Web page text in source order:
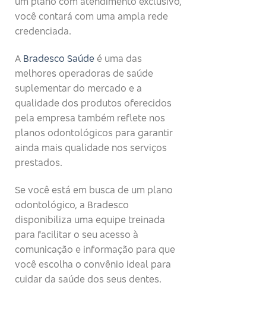
você contará com uma ampla rede
credenciada.
A Bradesco Saúde é uma das
melhores operadoras de saúde
suplementar do mercado e a
qualidade dos produtos oferecidos
pela empresa também reflete nos
planos odontológicos para garantir
ainda mais qualidade nos serviços
prestados.
Se você está em busca de um plano
odontológico, a Bradesco
disponibiliza uma equipe treinada
para facilitar o seu acesso à
comunicação e informação para que
você escolha o convênio ideal para
cuidar da saúde dos seus dentes.